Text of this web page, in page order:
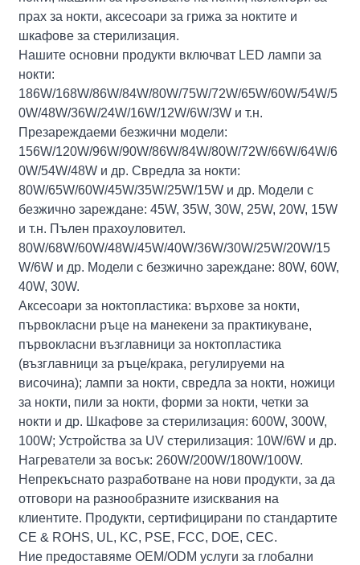
прах за нокти, аксесоари за грижа за ноктите и
шкафове за стерилизация.
Нашите основни продукти включват LED лампи за
нокти:
186W/168W/86W/84W/80W/75W/72W/65W/60W/54W/5
0W/48W/36W/24W/16W/12W/6W/3W и т.н.
Презареждаеми безжични модели:
156W/120W/96W/90W/86W/84W/80W/72W/66W/64W/6
0W/54W/48W и др. Свредла за нокти:
80W/65W/60W/45W/35W/25W/15W и др. Модели с
безжично зареждане: 45W, 35W, 30W, 25W, 20W, 15W
и т.н. Пълен прахоуловител.
80W/68W/60W/48W/45W/40W/36W/30W/25W/20W/15
W/6W и др. Модели с безжично зареждане: 80W, 60W,
40W, 30W.
Аксесоари за ноктопластика: върхове за нокти,
първокласни ръце на манекени за практикуване,
първокласни възглавници за ноктопластика
(възглавници за ръце/крака, регулируеми на
височина); лампи за нокти, свредла за нокти, ножици
за нокти, пили за нокти, форми за нокти, четки за
нокти и др. Шкафове за стерилизация: 600W, 300W,
100W; Устройства за UV стерилизация: 10W/6W и др.
Нагреватели за восък: 260W/200W/180W/100W.
Непрекъснато разработване на нови продукти, за да
отговори на разнообразните изисквания на
клиентите. Продукти, сертифицирани по стандартите
CE & ROHS, UL, KC, PSE, FCC, DOE, CEC.
Ние предоставяме OEM/ODM услуги за глобални